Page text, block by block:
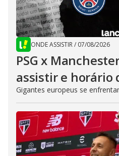
ONDE ASSISTIR/ 07/08/2026
PSG x
assistir e horário
Gigantes europeus se